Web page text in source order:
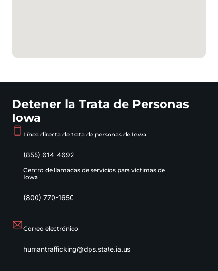
Detener la Trata de Personas
Iowa
Línea directa de trata de personas de Iowa
(855) 614-4692
Centro de llamadas de servicios para víctimas de
Iowa
(800) 770-1650
Correo electrónico
humantrafficking@dps.state.ia.us